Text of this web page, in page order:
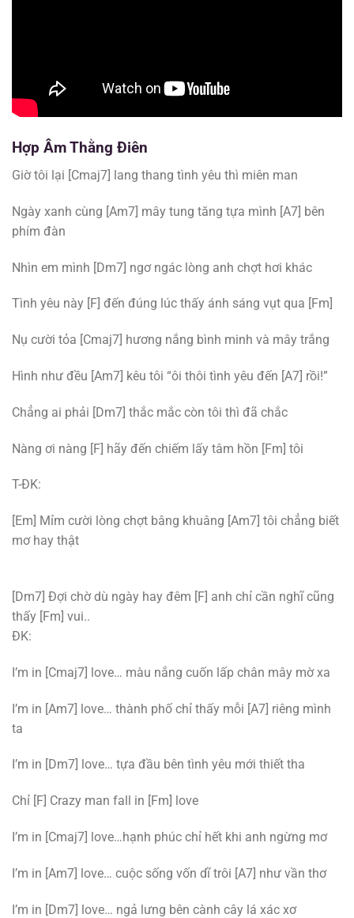
Hợp ÂmThằng Điên
Giờ tôi lại [Cmaj7] lang thang tình yêu thì miên man
Ngày xanh cùng [Am7] mây tung tăng tựa mình [A7] bên
phím đàn
Nhìn em mình [Dm7] ngơ ngác lòng anh chợt hơi khác
Tình yêu này [F] đến đúng lúc thấy ánh sáng vụt qua [Fm]
Nụ cười tỏa [Cmaj7] hương nắng bình minh và mây trắng
Hình như đều [Am7] kêu tôi “ôi thôi tình yêu đến [A7] rồi!”
Chẳng ai phải [Dm7] thắc mắc còn tôi thì đã chắc
Nàng ơi nàng [F] hãy đến chiếm lấy tâm hồn [Fm] tôi
T-ĐK:
[Em] Mỉm cười lòng chợt bâng khuâng [Am7] tôi chẳng biết
mơ hay thật
[Dm7] Đợi chờ dù ngày hay đêm [F] anh chỉ cần nghĩ cũng
thấy [Fm] vui..
ĐK:
I’m in [Cmaj7] love… màu nắng cuốn lấp chân mây mờ xa
I’m in [Am7] love… thành phố chỉ thấy mỗi [A7] riêng mình
ta
I’m in [Dm7] love… tựa đầu bên tình yêu mới thiết tha
Chỉ [F] Crazy man fall in [Fm] love
I’m in [Cmaj7] love…hạnh phúc chỉ hết khi anh ngừng mơ
I’m in [Am7] love… cuộc sống vốn dĩ trôi [A7] như vần thơ
I’m in [Dm7] love… ngả lưng bên cành cây lá xác xơ